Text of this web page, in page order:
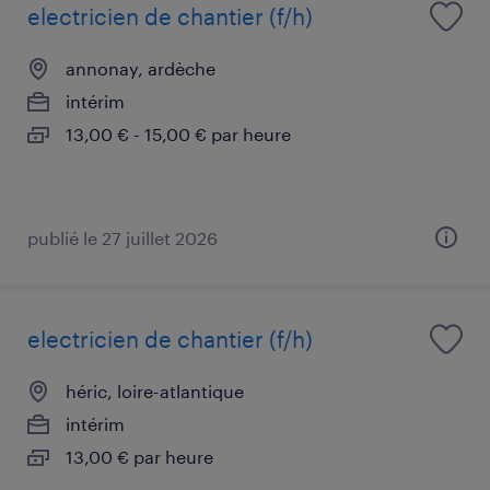
electricien de chantier (f/h)
annonay, ardèche
intérim
13,00 € - 15,00 € par heure
publié le 27 juillet 2026
electricien de chantier (f/h)
héric, loire-atlantique
intérim
13,00 € par heure